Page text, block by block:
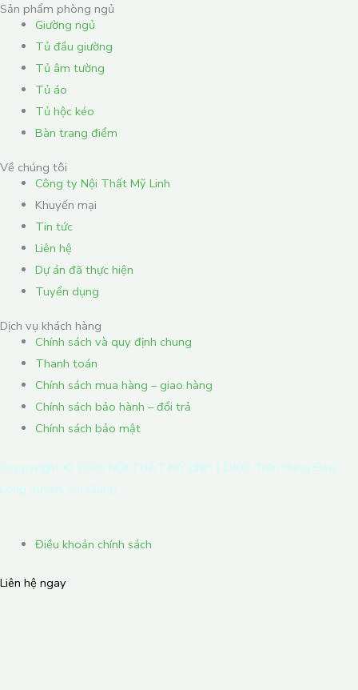
Sản phẩm phòng ngủ
Giường ngủ
Tủ đầu giường
Tủ âm tường
Tủ áo
Tủ hộc kéo
Bàn trang điểm
Về chúng tôi
Công ty Nội Thất Mỹ Linh
Khuyến mại
Tin tức
Liên hệ
Dự án đã thực hiện
Tuyển dụng
Dịch vụ khách hàng
Chính sách và quy định chung
Thanh toán
Chính sách mua hàng – giao hàng
Chính sách bảo hành – đổi trả
Chính sách bảo mật
Coppyright © 2026 NỘI THẤT MỸ LINH | 1900 Trần Hưng Đạo,
Long Xuyên, An Giang
Điều khoản chính sách
Liên hệ ngay